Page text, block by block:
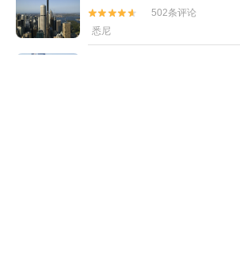


502条评论
悉尼